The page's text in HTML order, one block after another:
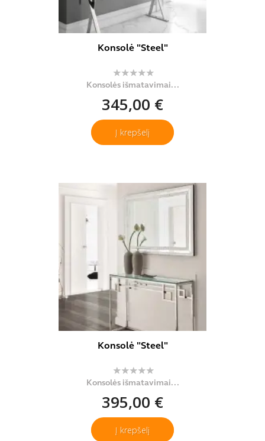
Konsolė "Steel"
Konsolės išmatavimai...
345,00 €
Į krepšelį
Konsolė "Steel"
Konsolės išmatavimai...
395,00 €
Į krepšelį